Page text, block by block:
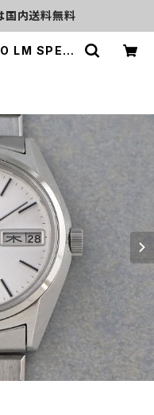
内送料無料
LM SPECI